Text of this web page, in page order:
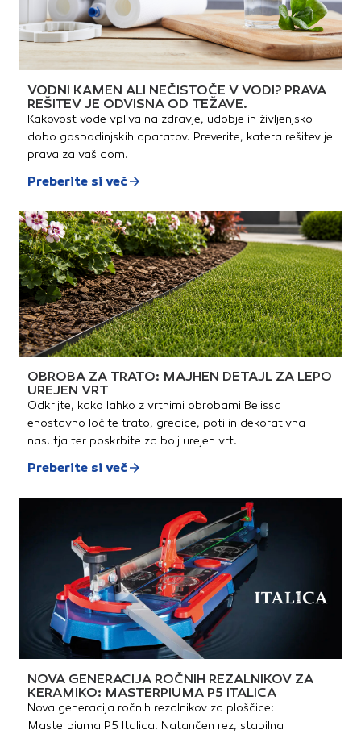
VODNI KAMEN ALI NEČISTOČE V VODI? PRAVA
REŠITEV JE ODVISNA OD TEŽAVE.
Kakovost vode vpliva na zdravje, udobje in življenjsko
dobo gospodinjskih aparatov. Preverite, katera rešitev je
prava za vaš dom.
Preberite si več
OBROBA ZA TRATO: MAJHEN DETAJL ZA LEPO
UREJEN VRT
Odkrijte, kako lahko z vrtnimi obrobami Belissa
enostavno ločite trato, gredice, poti in dekorativna
nasutja ter poskrbite za bolj urejen vrt.
Preberite si več
NOVA GENERACIJA ROČNIH REZALNIKOV ZA
KERAMIKO: MASTERPIUMA P5 ITALICA
Nova generacija ročnih rezalnikov za ploščice:
Masterpiuma P5 Italica. Natančen rez, stabilna